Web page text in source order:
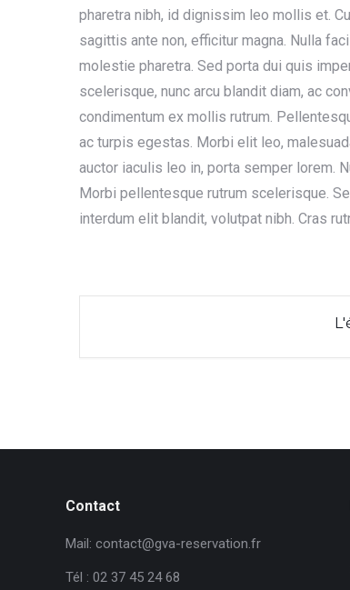
pharetra nibh, id dignissim leo mollis et.
sagittis ante non, efficitur magna. Nulla
molestie pharetra. Sed porta dui quis
scelerisque, nunc arcu blandit diam, ac
condimentum ex mollis rutrum.
ac turpis egestas. Morbi elit leo,
auctor iaculis leo in, porta semper lorem.
Morbi pellentesque rutrum scelerisque.
interdum elit blandit, volutpat nibh. Cras
Contact
Mail: contact@gva-reservation.fr
Tél : 02 37 45 24 68